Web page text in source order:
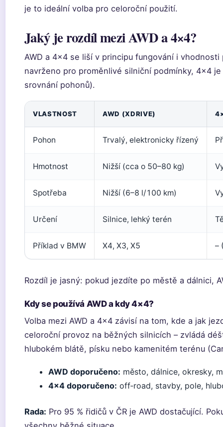
je to ideální volba pro celoroční použití.
Jaký je rozdíl mezi AWD a 4×4?
AWD a 4×4 se liší v principu fungování i
navrženo pro proměnlivé silniční podmínky, 4×4
srovnání pohonů).
VLASTNOST AWD (XDRIVE)
Pohon Trvalý, elektronicky řízený
Hmotnost Nižší (cca o 50–80 kg)
Spotřeba Nižší (6–8 l/100 km)
Určení Silnice, lehký terén
Příklad v BMW X4, X3, X5 –
Rozdíl je jasný: pokud jezdíte po městě a dálnici,
Kdy se používá AWD a kdy 4×4?
Volba mezi AWD a 4×4 závisí na tom, kde a jak
celoroční provoz na běžných silnicích – zvládá
hlubokém blátě, písku nebo kamenitém terénu
AWD doporučeno: město, dálnice, okresky,
4×4 doporučeno: off‑road, stavby, pole,
Rada: Pro 95 % řidičů v ČR je AWD dostačující.